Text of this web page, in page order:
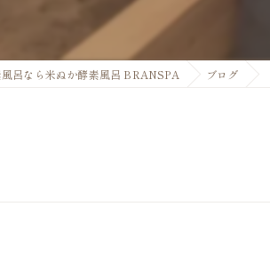
呂なら米ぬか酵素風呂 BRANSPA ブログ